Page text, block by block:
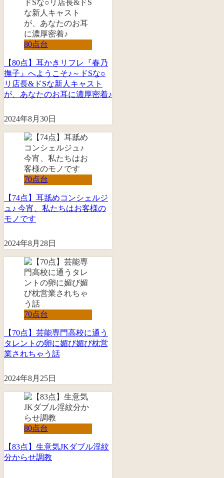
80点台
【80点】耳かきリフレ『春乃
撫子』へようこそ♪～ドSな○
リ店長&ドSな新人キャスト
が、あなたのお耳に濃厚密着♪
2024年8月30日
70点台
【74点】耳舐めコンシェルジ
ュ♪ 今宵、私たちはお客様の
モノです
2024年8月28日
70点台
【70点】芸能専門高校に通う
タレントの卵に媚び媚び枕営
業されちゃう話
2024年8月25日
80点台
【83点】生意気JKダブル淫紋
分からせ調教